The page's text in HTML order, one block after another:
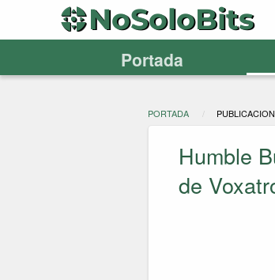
Portada
PORTADA
Humble
de